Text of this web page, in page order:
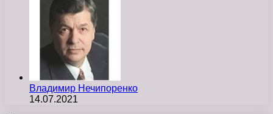
Владимир Нечипоренко
14.07.2021